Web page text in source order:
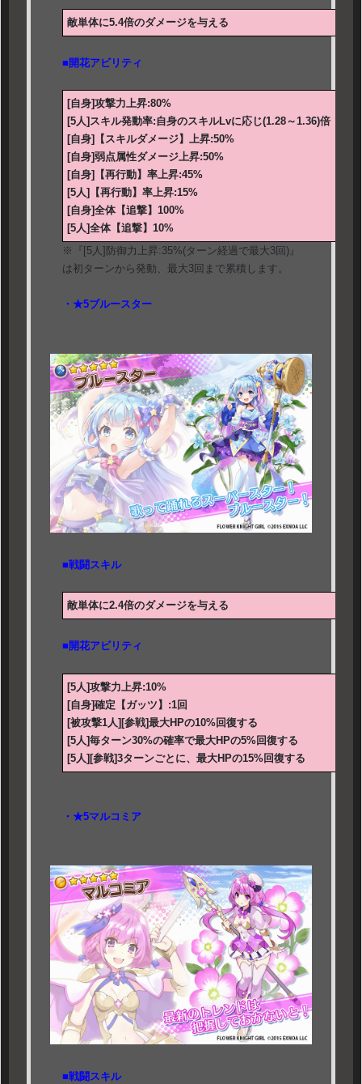
敵単体に5.4倍のダメージを与える
■開花アビリティ
[自身]攻撃力上昇:80%
[5人]スキル発動率:自身のスキルLvに応じ(1.28～1.36)倍
[自身]【スキルダメージ】上昇:50%
[自身]弱点属性ダメージ上昇:50%
[自身]【再行動】率上昇:45%
[5人]【再行動】率上昇:15%
[自身]全体【追撃】100%
[5人]全体【追撃】10%
※『[5人]防御力上昇:35%(ターン経過で最大3回)』
は初ターンから発動、最大3回まで累積します。
・★5ブルースター
■戦闘スキル
敵単体に2.4倍のダメージを与える
■開花アビリティ
[5人]攻撃力上昇:10%
[自身]確定【ガッツ】:1回
[被攻撃1人][参戦]最大HPの10%回復する
[5人]毎ターン30%の確率で最大HPの5%回復する
[5人][参戦]3ターンごとに、最大HPの15%回復する
・★5マルコミア
■戦闘スキル